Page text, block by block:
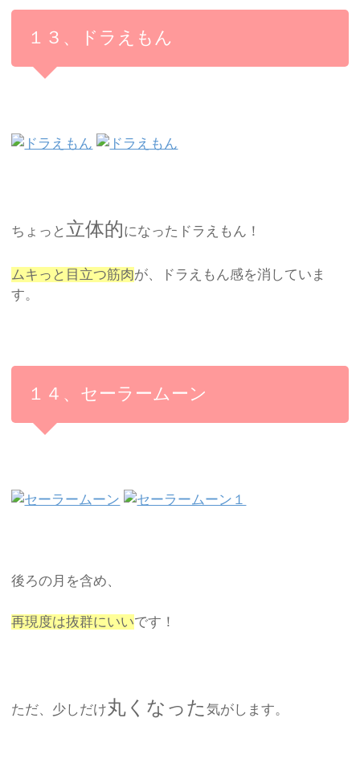
１３、ドラえもん
ちょっと 立体的になったドラえもん！
ムキっと目立つ筋肉が、ドラえもん感を消していま
す。
１４、セーラームーン
後ろの月を含め、
再現度は抜群にいいです！
ただ、少しだけ丸くなった気がします。